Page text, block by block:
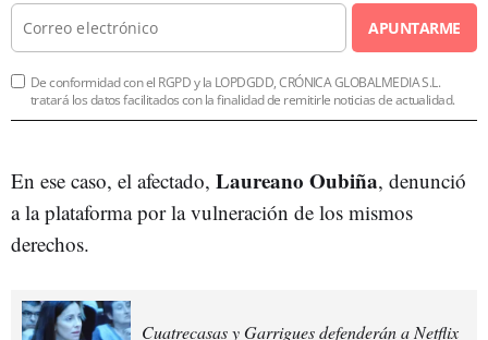
APUNTARME
De conformidad con el RGPD y la LOPDGDD, CRÓNICA GLOBALMEDIA S.L.
tratará los datos facilitados con la finalidad de remitirle noticias de actualidad.
En ese caso, el afectado, Laureano Oubiña, denunció
a la plataforma por la vulneración de los mismos
derechos.
Cuatrecasas y Garrigues defenderán a Netflix